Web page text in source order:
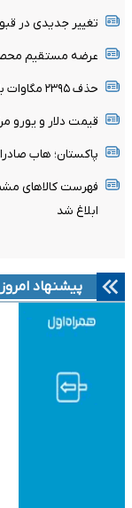
تغییر جدیدی در
عرضه مستقیم
حذف ۲۳۹۵ مگاوات بار پنهان از شبکه برق
قیمت دلار و یورو مرکز
پاکستان؛ هاب
فهرست کالاهای
ابلاغ شد
پیشنهاد امروز